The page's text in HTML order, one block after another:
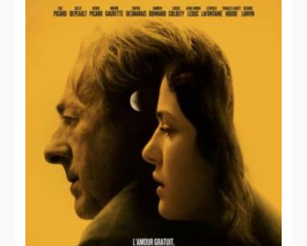
Les
manèges
humains